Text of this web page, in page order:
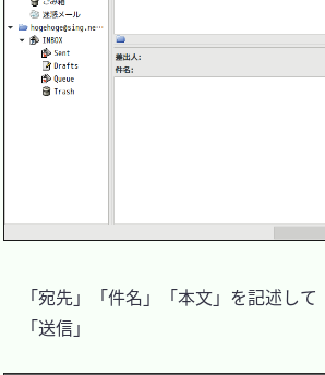
「宛先」「件名」「本文」を記述して
「送信」